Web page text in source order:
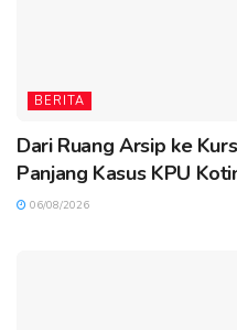
BERITA
Dari Ruang Arsip ke
Panjang Kasus KPU
06/08/2026